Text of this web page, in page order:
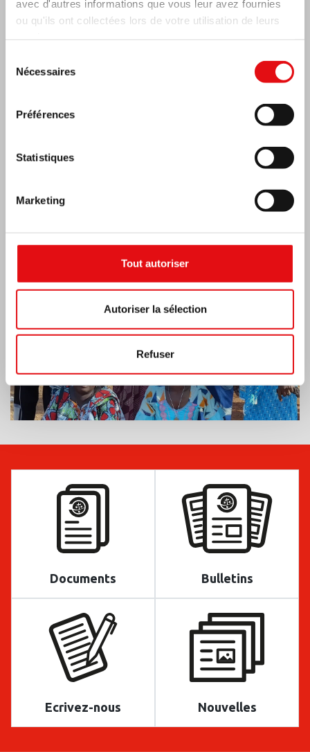
avec d'autres informations que vous leur avez fournies
ou qu'ils ont collectées lors de votre utilisation de leurs
Nécessaires
Préférences
Statistiques
Marketing
Tout autoriser
Autoriser la sélection
Refuser
RÉPUBLIQUE CENTRAFRICAINE : 6e
Documents Bulletins
Ecrivez-nous Nouvelles